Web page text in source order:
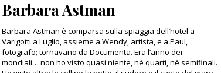
Barbara Astman
Barbara Astman è comparsa sulla spiaggia dell’hotel a
Varigotti a Luglio, assieme a Wendy, artista, e a Paul,
fotografo; tornavano da Documenta. Era l’anno dei
mondiali… non ho visto quasi niente, nè quarti, né semifinali.